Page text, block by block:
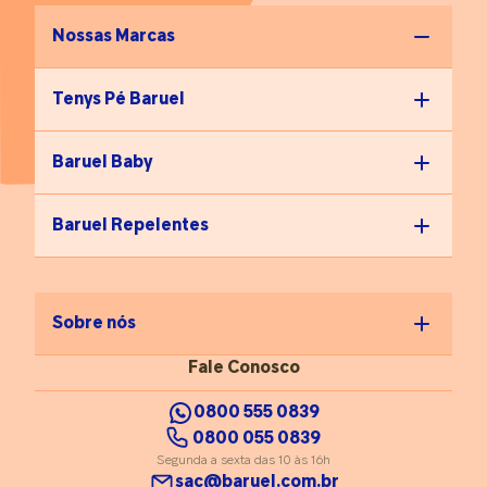
Nossas Marcas
Tenys Pé Baruel
Baruel Baby
Baruel Repelentes
Sobre nós
Fale Conosco
0800 555 0839
0800 055 0839
Segunda a sexta das 10 às 16h
sac@baruel.com.br